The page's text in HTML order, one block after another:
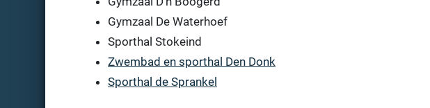
Gymzaal De Waterhoef
Sporthal Stokeind
Zwembad en sporthal Den Donk
Sporthal de Sprankel